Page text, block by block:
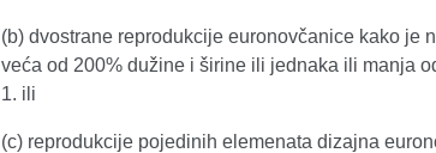
(b) dvostrane reprodukcije euronovčanice kako je
veća od 200% dužine i širine ili jednaka ili manja
1. ili
(c) reprodukcije pojedinih elemenata dizajna